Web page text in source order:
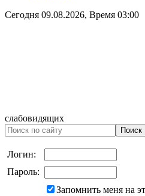
Сегодня 09.08.2026, Время 03:00
слабовидящих
Логин:
Пароль:
Запомнить меня на